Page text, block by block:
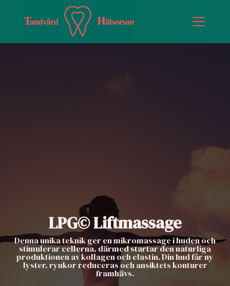
LPG© Liftmassage
Denna unika teknik ger en mikromassage i huden och
stimulerar cellerna, därmed startar den naturliga
produktionen av kollagen och elastin. Din hud får ny
lyster, rynkor reduceras och ansiktets konturer
framhävs.